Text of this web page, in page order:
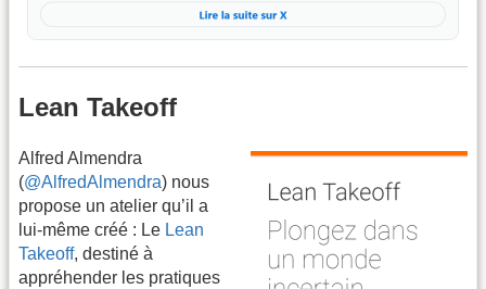
Lean Takeoff
Alfred Almendra
(@AlfredAlmendra) nous
propose un atelier qu’il a
lui-même créé : Le Lean
Takeoff, destiné à
appréhender les pratiques